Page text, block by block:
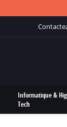
Informatique &
Tech